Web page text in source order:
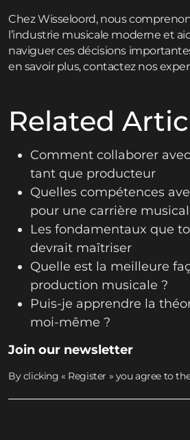
Chez Wisseloord, nous
l’industrie musicale moderne et
naviguer ces décisions
en savoir plus,contacteznos
Related
Comment collaborer
tant que producteur
Quelles compétences
pour une carrière
Les fondamentaux que
devrait maîtriser
Quelle est la meilleure
production musicale ?
Puis-je apprendre la
moi-même ?
Join our newsletter
By clicking « Register » you agree to